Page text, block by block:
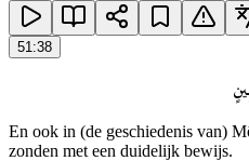
51:38
En ook in (de geschiedenis van)
zonden met een duidelijk bewijs.